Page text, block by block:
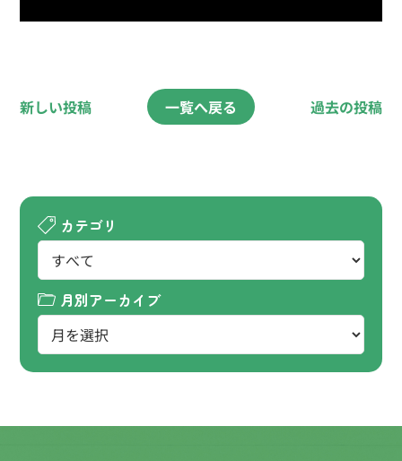
新しい投稿 一覧へ戻る 過去の投稿
カテゴリ
月別アーカイブ